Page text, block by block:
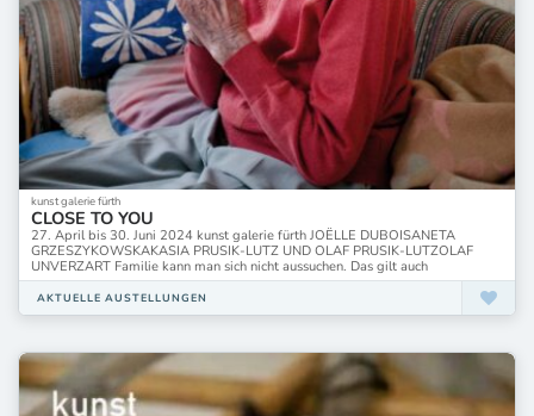
kunst galerie fürth
CLOSE TO YOU
27. April bis 30. Juni 2024 kunst galerie fürth JOËLLE DUBOISANETA
GRZESZYKOWSKAKASIA PRUSIK-LUTZ UND OLAF PRUSIK-LUTZOLAF
UNVERZART Familie kann man sich nicht aussuchen. Das gilt auch
AKTUELLE AUSTELLUNGEN